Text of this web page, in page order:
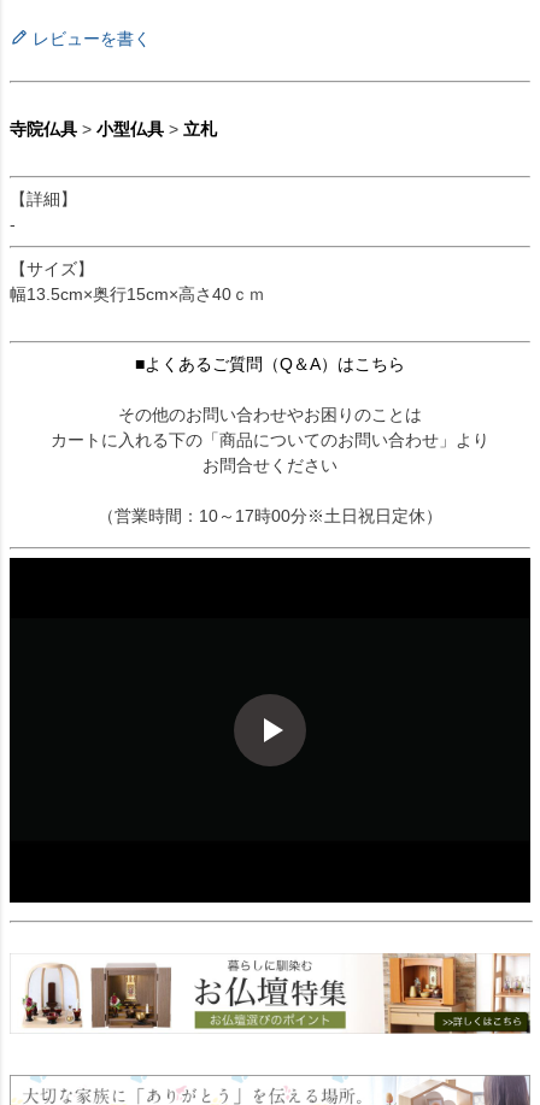
レビューを書く
寺院仏具 > 小型仏具 > 立札
【詳細】
-
【サイズ】
幅13.5cm×奥行15cm×高さ40ｃｍ
■よくあるご質問（Q＆A）はこちら
その他のお問い合わせやお困りのことは
カートに入れる下の「商品についてのお問い合わせ」より
お問合せください
（営業時間：10～17時00分※土日祝日定休）